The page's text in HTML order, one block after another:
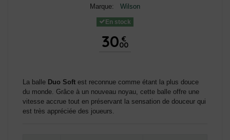
Marque: Wilson
En stock
30 €
00
La balle Duo Soft est reconnue comme étant la plus douce
du monde. Grâce à un nouveau noyau, cette balle offre une
vitesse accrue tout en préservant la sensation de douceur qui
est très appréciée des joueurs.